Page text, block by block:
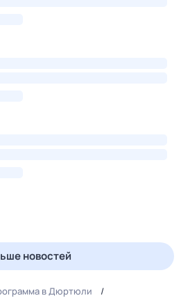
новостей
в Дюртюли